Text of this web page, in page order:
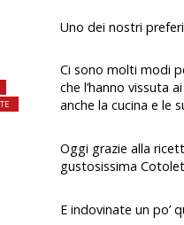
Uno dei nostri
Ci sono molti modi
che l’hanno vissuta
anche la cucina e le
Oggi grazie alla
gustosissima
E indovinate un po’